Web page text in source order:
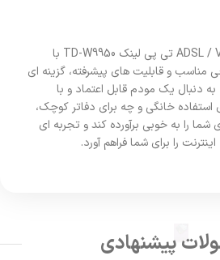
در نهایت مودم روتر ADSL / VDSL تی پی لینک TD-W9950 با
مناسب و قابلیت های پیشرفته، گزینه ای
به دنبال یک مودم قابل اعتماد و با
استفاده خانگی و چه برای دفاتر کوچک،
شما را به خوبی برآورده کند و تجربه ای
را برای شما فراهم آورد.
پیشنهادی